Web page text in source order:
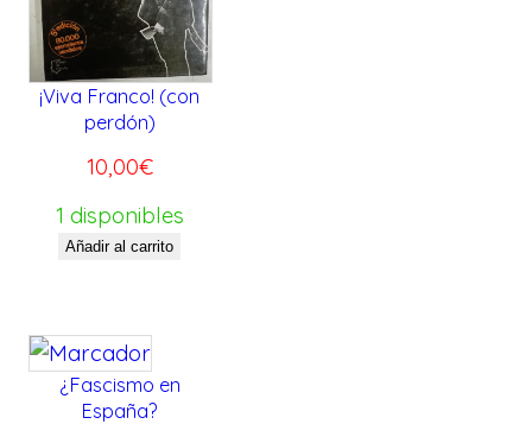
s
¡Viva Franco! (con
perdón)
10,00€
1 disponibles
Añadir al carrito
¿Fascismo en
España?